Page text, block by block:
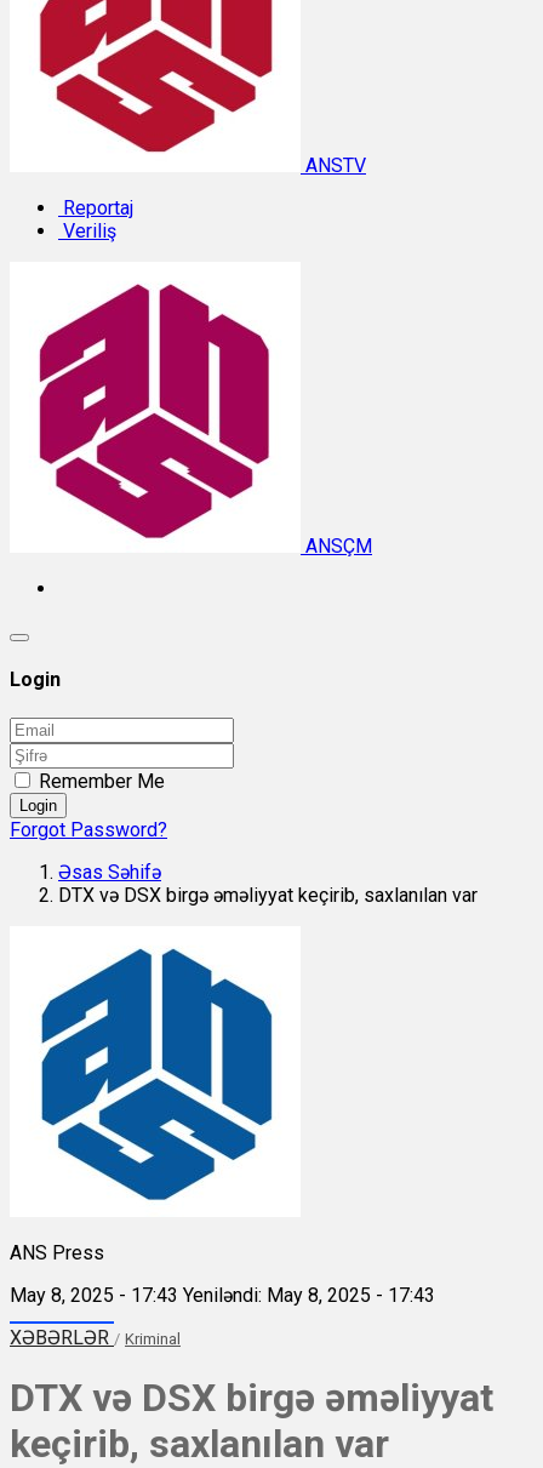
ANSTV
Reportaj
Veriliş
ANSÇM
Login
Remember Me
Login
Forgot Password?
Əsas Səhifə
DTX və DSX birgə əməliyyat keçirib, saxlanılan var
ANS Press
May 8, 2025 - 17:43 Yeniləndi: May 8, 2025 - 17:43
XƏBƏRLƏR / Kriminal
DTX və DSX birgə əməliyyat
keçirib, saxlanılan var